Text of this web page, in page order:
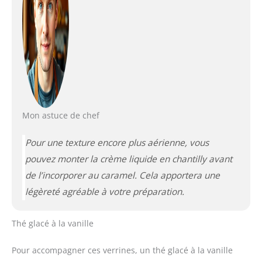
Mon astuce de chef
Pour une texture encore plus aérienne, vous
pouvez monter la crème liquide en chantilly avant
de l’incorporer au caramel. Cela apportera une
légèreté agréable à votre préparation.
Thé glacé à la vanille
Pour accompagner ces verrines, un thé glacé à la vanille